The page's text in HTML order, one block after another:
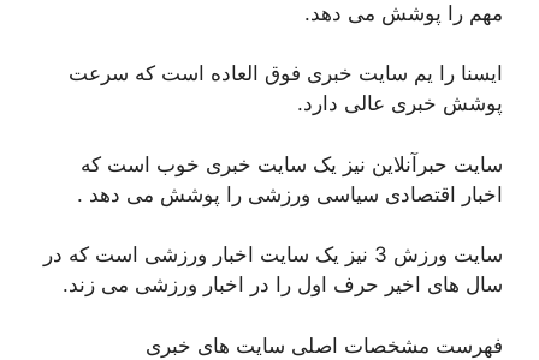
مهم را پوشش می دهد.
ایسنا را یم سایت خبری فوق العاده است که سرعت
پوشش خبری عالی دارد.
سایت حبرآنلاین نیز یک سایت خبری خوب است که
اخبار اقتصادی سیاسی ورزشی را پوشش می دهد .
سایت ورزش 3 نیز یک سایت اخبار ورزشی است که در
سال های اخیر حرف اول را در اخبار ورزشی می زند.
فهرست مشخصات اصلی سایت های خبری